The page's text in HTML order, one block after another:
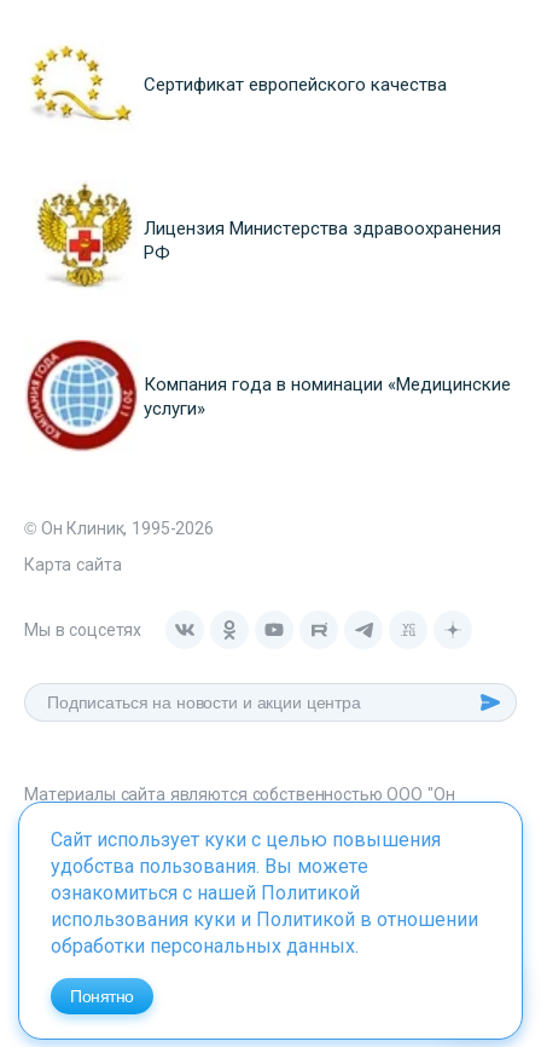
Сертификат европейского качества
Лицензия Министерства здравоохранения
РФ
Компания года в номинации «Медицинские
услуги»
© Он Клиник, 1995-2026
Карта сайта
Мы в соцсетях
Материалы сайта являются собственностью ООО "Он
onclinic.ru запрещено в соответствии со статьей 1259 ГК. РФ.
ИМЕЮТСЯ ПРОТИВОПОКАЗАНИЯ. НЕОБХОДИМО
ПРОКОНСУЛЬТИРОВАТЬСЯ СО СПЕЦИАЛИСТОМ
Сайт использует куки с целью повышения
удобства пользования. Вы можете
ознакомиться с нашей Политикой
использования куки и Политикой в отношении
обработки персональных данных.
Понятно